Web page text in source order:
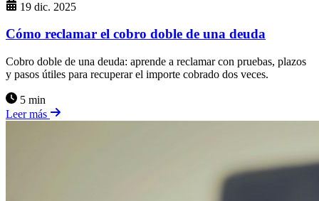
19 dic. 2025
Cómo reclamar el cobro doble de una deuda
Cobro doble de una deuda: aprende a reclamar con pruebas, plazos
y pasos útiles para recuperar el importe cobrado dos veces.
5 min
Leer más